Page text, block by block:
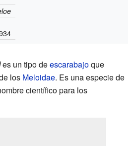
es un tipo deescarabajoque
los Meloidae. Es una especie de
científico para los